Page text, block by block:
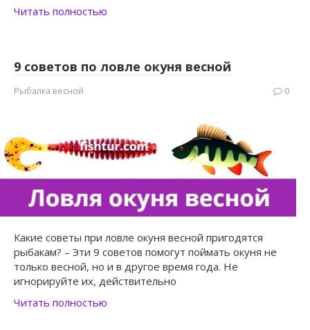
Читать полностью
9 советов по ловле окуня весной
Рыбалка весной 0
Какие советы при ловле окуня весной пригодятся
рыбакам? – Эти 9 советов помогут поймать окуня не
только весной, но и в другое время года. Не
игнорируйте их, действительно
Читать полностью